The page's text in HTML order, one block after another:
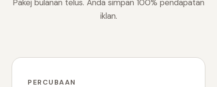
Pakej bulanan telus. Anda simpan 100% pendapatan
iklan.
PERCUBAAN